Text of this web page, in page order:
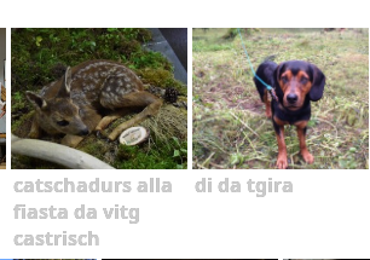
catschadurs alla
fiasta da vitg
castrisch
di da tgira